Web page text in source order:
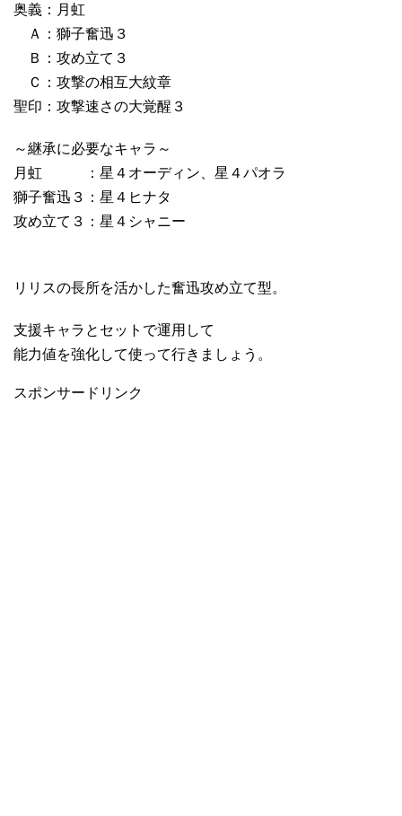
奥義：月虹
Ａ：獅子奮迅３
Ｂ：攻め立て３
Ｃ：攻撃の相互大紋章
聖印：攻撃速さの大覚醒３
～継承に必要なキャラ～
月虹 ：星４オーディン、星４パオラ
獅子奮迅３：星４ヒナタ
攻め立て３：星４シャニー
リリスの長所を活かした奮迅攻め立て型。
支援キャラとセットで運用して
能力値を強化して使って行きましょう。
スポンサードリンク